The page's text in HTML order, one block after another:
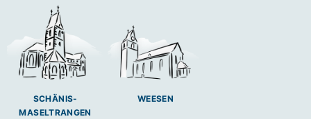
SCHÄNIS-
MASELTRANGEN
WEESEN